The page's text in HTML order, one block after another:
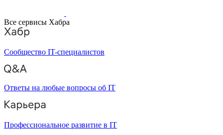
Все сервисы Хабра
Сообщество IT-специалистов
Ответы на любые вопросы об IT
Профессиональное развитие в IT